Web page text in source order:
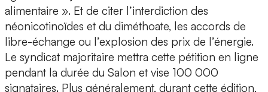
alimentaire ». Et de citer l’interdiction des
néonicotinoïdes et du diméthoate, les accords de
libre-échange ou l’explosion des prix de l’énergie.
Le syndicat majoritaire mettra cette pétition en ligne
pendant la durée du Salon et vise 100 000
signataires. Plus généralement, durant cette édition,